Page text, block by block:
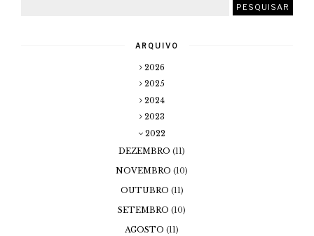
ARQUIVO
2026
2025
2024
2023
2022
DEZEMBRO (11)
NOVEMBRO (10)
OUTUBRO (11)
SETEMBRO (10)
AGOSTO (11)